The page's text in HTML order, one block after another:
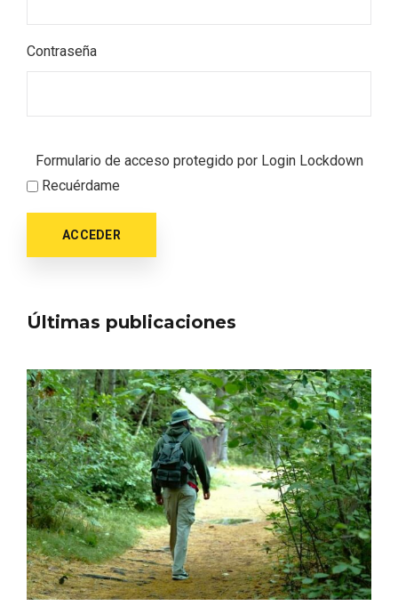
Contraseña
Formulario de acceso protegido por Login Lockdown
Recuérdame
ACCEDER
Últimas publicaciones
En marzo, vuelve la mejor gastronomía
de la Trufa Negra de Soria